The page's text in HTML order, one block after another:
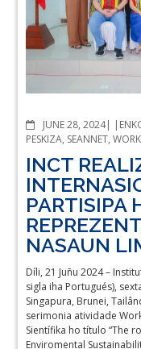
JUNE 28, 2024
PESKIZA, SEANNET,
INCT
PARTISIPA
NASAUN
Díli, 21 Juñu 2024 –
sigla iha Portugués),
Singapura, Brunei,
serimonia atividade
Sientífika ho título “The
Enviromental